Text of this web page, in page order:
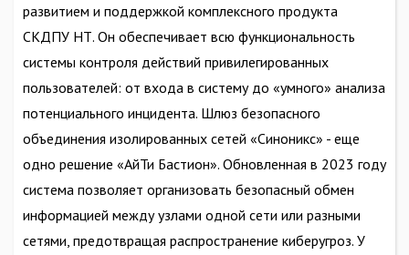
развитием и поддержкой комплексного продукта
СКДПУ НТ. Он обеспечивает всю функциональность
системы контроля действий привилегированных
пользователей: от входа в систему до «умного» анализа
потенциального инцидента. Шлюз безопасного
объединения изолированных сетей «Синоникс» - еще
одно решение «АйТи Бастион». Обновленная в 2023 году
система позволяет организовать безопасный обмен
информацией между узлами одной сети или разными
сетями, предотвращая распространение киберугроз. У